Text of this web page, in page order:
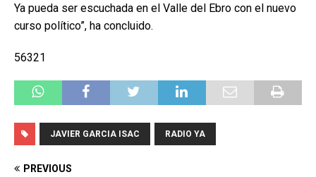
Ya pueda ser escuchada en el Valle del Ebro con el nuevo
curso político”, ha concluido.
56321
JAVIER GARCIA ISAC RADIO YA
PREVIOUS